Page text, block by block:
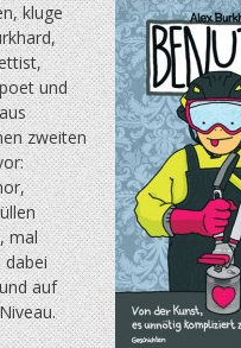
kluge
und
zweiten
mal
dabei
auf